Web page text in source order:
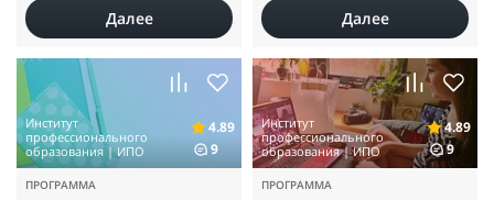
Далее Далее
Институт
профессионального
образования | ИПО
4.89
9
ПРОГРАММА
Институт
профессионального
образования | ИПО
4.89
9
ПРОГРАММА